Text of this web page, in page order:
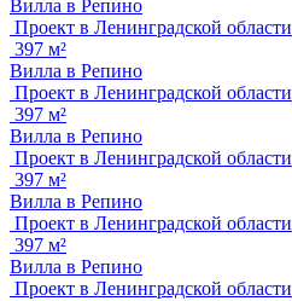
Вилла в Репино
Проект в Ленинградской области
397 м²
Вилла в Репино
Проект в Ленинградской области
397 м²
Вилла в Репино
Проект в Ленинградской области
397 м²
Вилла в Репино
Проект в Ленинградской области
397 м²
Вилла в Репино
Проект в Ленинградской области